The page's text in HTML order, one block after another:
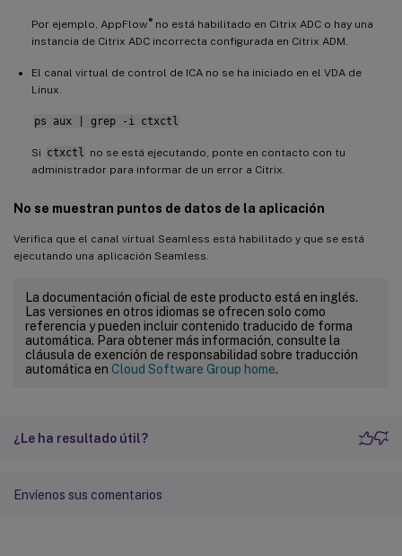
Por ejemplo, AppFlow ®no está habilitado en Citrix ADC o hay una
instancia de Citrix ADC incorrecta configurada en Citrix ADM.
El canal virtual de control de ICA no se ha iniciado en el VDA de
Linux.
ps aux | grep -i ctxctl
Si ctxctl
no se está ejecutando, ponte en contacto con tu
administrador para informar de un error a Citrix.
No se muestran puntos de datos de la aplicación
Verifica que el canal virtual Seamless está habilitado y que se está
ejecutando una aplicación Seamless.
La documentación oficial de este producto está en inglés.
Las versiones en otros idiomas se ofrecen solo como
referencia y pueden incluir contenido traducido de forma
automática. Para obtener más información, consulte la
cláusula de exención de responsabilidad sobre traducción
automática en Cloud Software Group home.
¿Le ha resultado útil?
Envíenos sus comentarios